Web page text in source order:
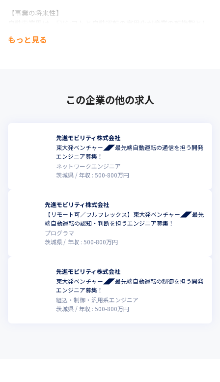
【事業の将来性】
は、次世代型公共交通システムという背景での自動運転モビリテ
すので、安定した経営環境で開発に取り組むことが可能です。そ
の後の自動運転の実用化の先に、広大なマーケットシェアの獲得
当社は2025年までを自動運転の実用化に向けた事業フェーズの転
換期と位置付けており、開発体制の強化のため、中核となるエン
ジニアの採用募集を行っています。
り、静かで落ち着いている職場です。勤務形態や仕事の進め方は
自由度高い社風のため、チームメンバーとコミュニケーションを
とりながら主体的に動ける方や、フットワークの軽い方がカルチ
ャーフィットします。また、当社は少数精鋭でコンパクトな開発
体制を構築していますので、部門間の垣根が少なく業務の全体像
【設立日】2014年6月19日
【代表者】瀬川　雅也
【資本金】9,500万円
もっと見る
この企業の他の求人
先進モビリティ株式会社
東大発ベンチャー◢◤最先端自動運転の通信を担う開発
エンジニア募集！
ネットワークエンジニア
茨城県
年収 :500-800万円
先進モビリティ株式会社
【リモート可／フルフレックス】東大発ベンチャー◢◤最先
端自動運転の認知・判断を担うエンジニア募集！
プログラマ
茨城県
年収 : 500-800万円
先進モビリティ株式会社
東大発ベンチャー◢◤最先端自動運転の制御を担う開発
エンジニア募集！
組込・制御・汎用系エンジニア
茨城県
年収 :500-800万円